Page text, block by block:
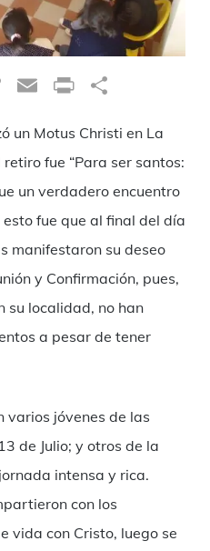
CopyEmailPrint
un Motus Christi en La
fue “Para ser santos:
un verdadero encuentro
fue que al final del día
manifestaron su deseo
y Confirmación, pues,
su localidad, no han
a pesar de tener
varios jóvenes de las
de Julio; y otros de la
intensa y rica.
con los
vida con Cristo, luego se